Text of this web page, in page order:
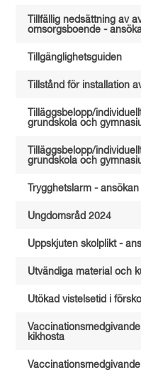
Tillfällig nedsättning av
omsorgsboende -
Tillgänglighetsguiden
Tillstånd för installation
Tilläggsbelopp/
grundskola och
Tilläggsbelopp/
grundskola och
Trygghetslarm -
Ungdomsråd 2024
Uppskjuten skolplikt -
Utvändiga material och
Utökad vistelsetid i
kikhosta